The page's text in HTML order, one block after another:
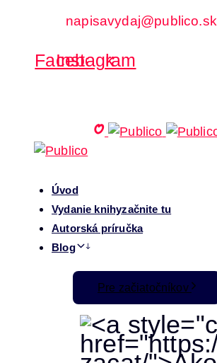
napisavydaj@publico.sk
Facebook
Instagram
Úvod
Vydanie knihyzačnite tu
Autorská príručka
Blog
Pre začiatočníkov